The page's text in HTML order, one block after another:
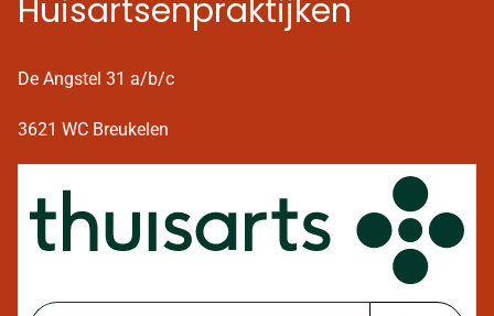
Huisartsenpraktijken
De Angstel 31 a/b/c
3621 WC Breukelen